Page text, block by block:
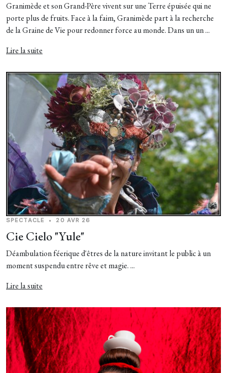
Granimède et son Grand-Père vivent sur une Terre épuisée qui ne
porte plus de fruits. Face à la faim, Granimède part à la recherche
de la Graine de Vie pour redonner force au monde. Dans un un ...
Lire la suite
SPECTACLE • 20 AVR 26
Cie Cielo "Yule"
Déambulation féerique d'êtres de la nature invitant le public à un
moment suspendu entre rêve et magie. ...
Lire la suite